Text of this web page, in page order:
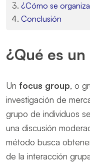
¿Cómo se
Conclusión
¿Qué es
Un focus group, o
investigación de
grupo de individuos
una discusión
método busca
de la interacción